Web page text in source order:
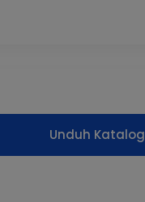
Unduh Katalog